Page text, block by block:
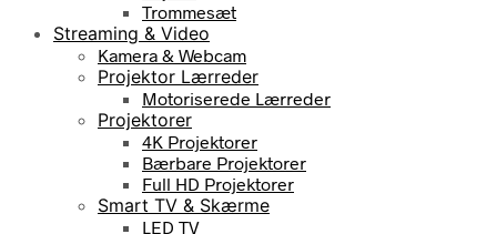
Trommesæt
Streaming & Video
Kamera & Webcam
Projektor Lærreder
Motoriserede Lærreder
Projektorer
4K Projektorer
Bærbare Projektorer
Full HD Projektorer
Smart TV & Skærme
LED TV